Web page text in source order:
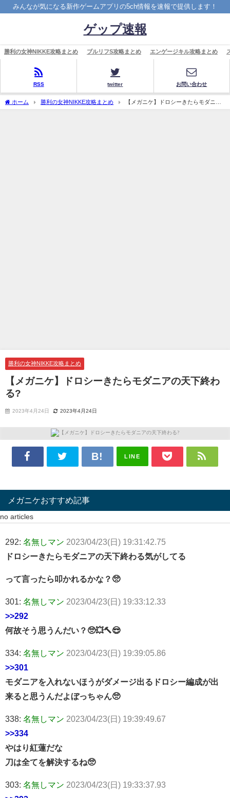
みんなが気になる新作ゲームアプリの5ch情報を速報で提供します！
ゲップ速報
勝利の女神NIKKE攻略まとめ ブルリフS攻略まとめ エンゲージキル攻略まとめ
RSS twitter お問い合わせ
ホーム 勝利の女神NIKKE攻略まとめ
【メガニケ】ドロシーきたらモダニア
の天下終わる?
勝利の女神NIKKE攻略まとめ
【メガニケ】ドロシーきたらモダニアの天下終わ
る?
2023年4月24日 2023年4月24日
LINE
メガニケおすすめ記事
no articles
292: 名無しマン 2023/04/23(日) 19:31:42.75
ドロシーきたらモダニアの天下終わる気がしてる
って言ったら叩かれるかな？🥺
301: 名無しマン 2023/04/23(日) 19:33:12.33
>>292
何故そう思うんだい？🥺💥🔨😎
334: 名無しマン 2023/04/23(日) 19:39:05.86
>>301
モダニアを入れないほうがダメージ出るドロシー編成が出
来ると思うんだよぼっちゃん🥺
338: 名無しマン 2023/04/23(日) 19:39:49.67
>>334
やはり紅蓮だな
刀は全てを解決するね🥺
303: 名無しマン 2023/04/23(日) 19:33:37.93